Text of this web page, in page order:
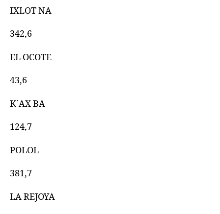
IXLOT NA
342,6
EL OCOTE
43,6
K´AX BA
124,7
POLOL
381,7
LA REJOYA